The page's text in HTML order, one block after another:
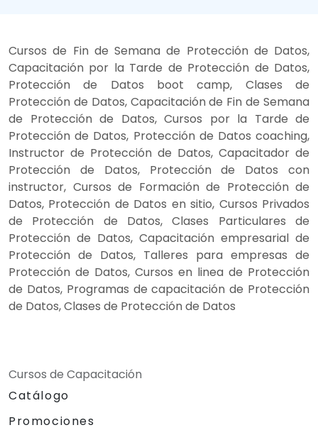
Cursos de Fin de Semana de Protección de Datos,
Capacitación por la Tarde de Protección de Datos,
Protección de Datos boot camp, Clases de
Protección de Datos, Capacitación de Fin de Semana
de Protección de Datos, Cursos por la Tarde de
Protección de Datos, Protección de Datos coaching,
Instructor de Protección de Datos, Capacitador de
Protección de Datos, Protección de Datos con
instructor, Cursos de Formación de Protección de
Datos, Protección de Datos en sitio, Cursos Privados
de Protección de Datos, Clases Particulares de
Protección de Datos, Capacitación empresarial de
Protección de Datos, Talleres para empresas de
Protección de Datos, Cursos en linea de Protección
de Datos, Programas de capacitación de Protección
de Datos, Clases de Protección de Datos
Cursos de Capacitación
Catálogo
Promociones